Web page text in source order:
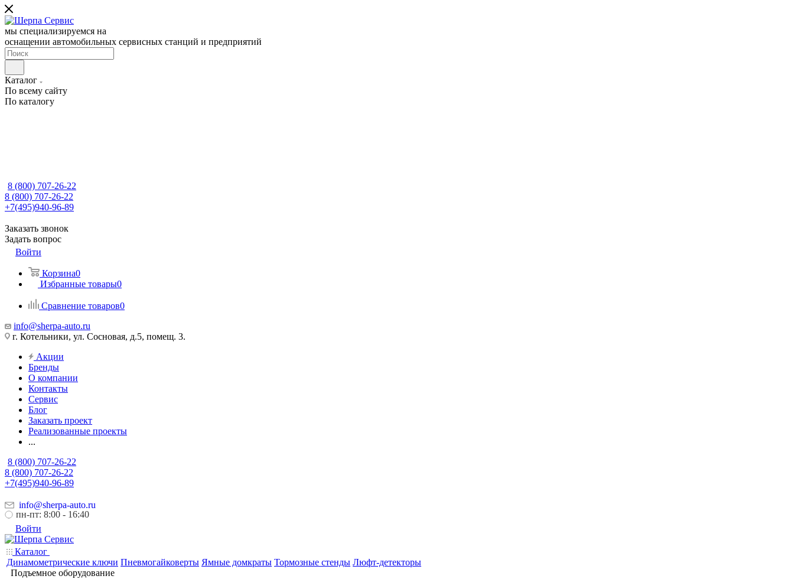
мы специализируемся на
оснащении автомобильных сервисных станций и предприятий
Каталог
По всему сайту
По каталогу
8 (800) 707-26-22
8 (800) 707-26-22
+7(495)940-96-89
Заказать звонок
Задать вопрос
Войти
Корзина0
Избранные товары0
Сравнение товаров0
info@sherpa-auto.ru
г. Котельники, ул. Сосновая, д.5, помещ. 3.
Акции
Бренды
О компании
Контакты
Сервис
Блог
Заказать проект
Реализованные проекты
...
8 (800) 707-26-22
8 (800) 707-26-22
+7(495)940-96-89
info@sherpa-auto.ru
пн-пт: 8:00 - 16:40
Войти
Каталог
Динамометрические ключи Пневмогайковерты Ямные домкраты Тормозные стенды Люфт-детекторы
Подъемное оборудование